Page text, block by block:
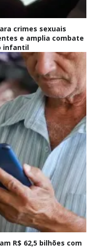
crimes sexuais
e amplia combate
infantil
R$ 62,5 bilhões com